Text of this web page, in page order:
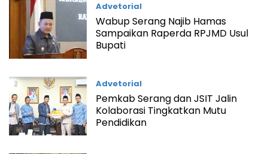
Advetorial
Wabup Serang Najib Hamas
Sampaikan Raperda RPJMD Usul
Bupati
Advetorial
Pemkab Serang dan JSIT Jalin
Kolaborasi Tingkatkan Mutu
Pendidikan